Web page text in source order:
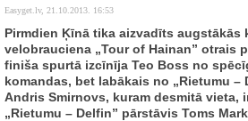
Easyget.lv, 21.10.2013. 16:53
Pirmdien Ķīnā tika aizvadīts augstākās
velobrauciena „Tour of Hainan” otrais
finiša spurtā izcīnīja Teo Boss no
komandas, bet labākais no „Rietumu –
Andris Smirnovs, kuram desmitā vieta,
„Rietumu – Delfin” pārstāvis Toms